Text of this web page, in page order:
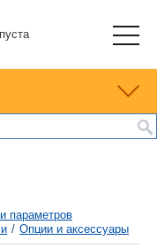
параметров
/ Опции и аксессуары